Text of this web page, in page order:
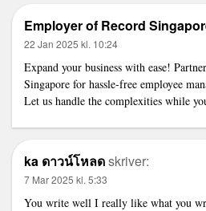
Employer of Record
22 Jan 2025 kl. 10:24
Expand your business with ease!
Singapore for hassle-free employee
Let us handle the complexities while
ka ดาวน์โหลดskriver:
7 Mar 2025 kl. 5:33
You write well I really like what you